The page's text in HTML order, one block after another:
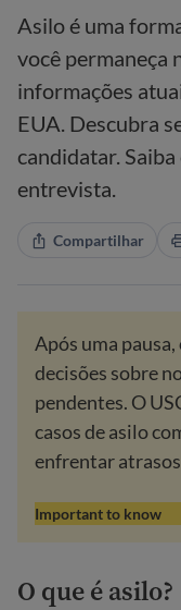
Asilo é uma
você permaneça
informações
EUA. Descubra
candidatar.
entrevista.
Compartilhar
Após uma
decisões sobre
pendentes. O
casos de asilo
enfrentar
Important to know
O que é asilo?